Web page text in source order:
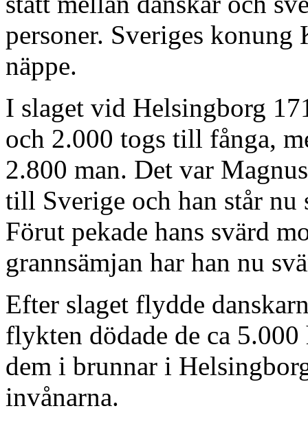
personer. Sveriges
näppe.
I slaget vid Helsingborg
och 2.000 togs till fånga,
2.800 man. Det var
till Sverige och han står
Förut pekade hans svärd
grannsämjan har han nu
Efter slaget flydde
flykten dödade de ca 5.000
dem i brunnar i
invånarna.